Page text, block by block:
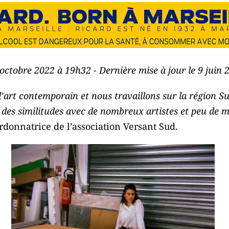
2022 à 19h32 - Dernière mise à jour le 9 juin
contemporain et nous travaillons sur la région
similitudes avec de nombreux artistes et peu de
de l’association Versant Sud.